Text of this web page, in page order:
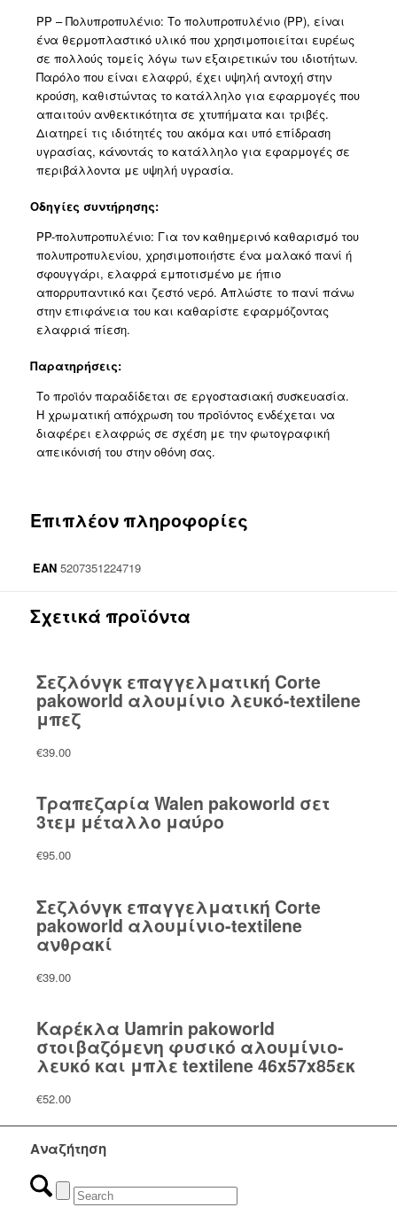
PP – Πολυπροπυλένιο: Το πολυπροπυλένιο (PP), είναι
ένα θερμοπλαστικό υλικό που χρησιμοποιείται ευρέως
σε πολλούς τομείς λόγω των εξαιρετικών του ιδιοτήτων.
Παρόλο που είναι ελαφρύ, έχει υψηλή αντοχή στην
κρούση, καθιστώντας το κατάλληλο για εφαρμογές που
απαιτούν ανθεκτικότητα σε χτυπήματα και τριβές.
Διατηρεί τις ιδιότητές του ακόμα και υπό επίδραση
υγρασίας, κάνοντάς το κατάλληλο για εφαρμογές σε
περιβάλλοντα με υψηλή υγρασία.
Οδηγίες συντήρησης:
PP-πολυπροπυλένιο: Για τον καθημερινό καθαρισμό του
πολυπροπυλενίου, χρησιμοποιήστε ένα μαλακό πανί ή
σφουγγάρι, ελαφρά εμποτισμένο με ήπιο
απορρυπαντικό και ζεστό νερό. Απλώστε το πανί πάνω
στην επιφάνεια του και καθαρίστε εφαρμόζοντας
ελαφριά πίεση.
Παρατηρήσεις:
Το προϊόν παραδίδεται σε εργοστασιακή συσκευασία.
Η χρωματική απόχρωση του προϊόντος ενδέχεται να
διαφέρει ελαφρώς σε σχέση με την φωτογραφική
απεικόνισή του στην οθόνη σας.
Επιπλέον πληροφορίες
EAN 5207351224719
Σχετικά προϊόντα
Σεζλόνγκ επαγγελματική Corte
pakoworld αλουμίνιο λευκό-textilene
μπεζ
€39.00
Τραπεζαρία Walen pakoworld σετ
3τεμ μέταλλο μαύρο
€95.00
Σεζλόνγκ επαγγελματική Corte
pakoworld αλουμίνιο-textilene
ανθρακί
€39.00
Καρέκλα Uamrin pakoworld
στοιβαζόμενη φυσικό αλουμίνιο-
λευκό και μπλε textilene 46x57x85εκ
€52.00
Αναζήτηση